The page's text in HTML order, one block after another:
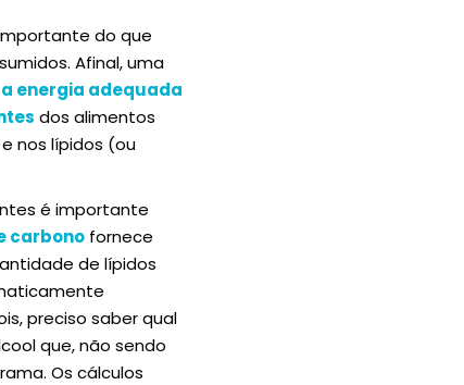
do que
Afinal, uma
a energia adequada
dos alimentos
nos lípidos (ou
é importante
carbono fornece
de lípidos
preciso saber qual
que, não sendo
Os cálculos